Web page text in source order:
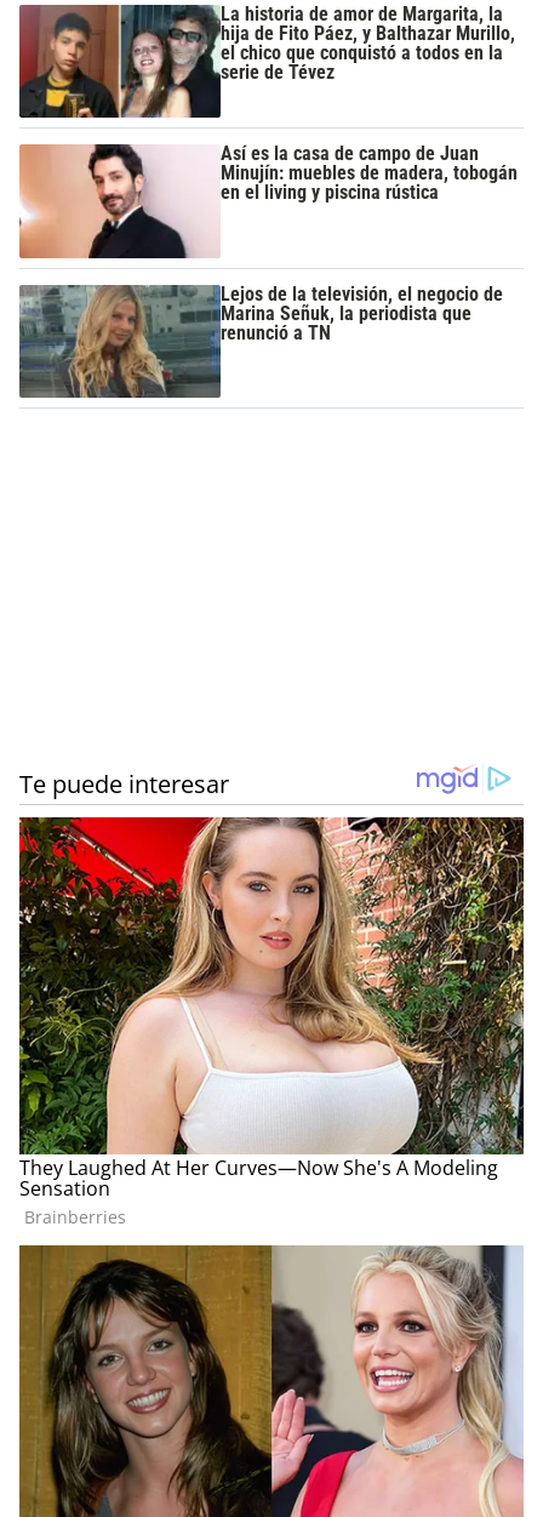
La historia de amor de Margarita, la
hija de Fito Páez, y Balthazar Murillo,
el chico que conquistó a todos en la
serie de Tévez
Así es la casa de campo de Juan
Minujín: muebles de madera, tobogán
en el living y piscina rústica
Lejos de la televisión, el negocio de
Marina Señuk, la periodista que
renunció a TN